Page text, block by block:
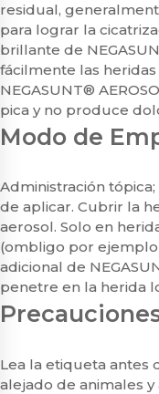
residual,
para lograr la
brillante de
fácilmente las
NEGASUNT®
pica y no produce
Modo de
Administración
de aplicar. Cubrir la
aerosol. Solo en
(ombligo por
adicional de
penetre en la herida
Lea la etiqueta antes
alejado de animales